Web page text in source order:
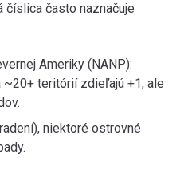
číslica často naznačuje
Ameriky (NANP):
~20+ teritórií zdieľajú +1, ale
niektoré ostrovné